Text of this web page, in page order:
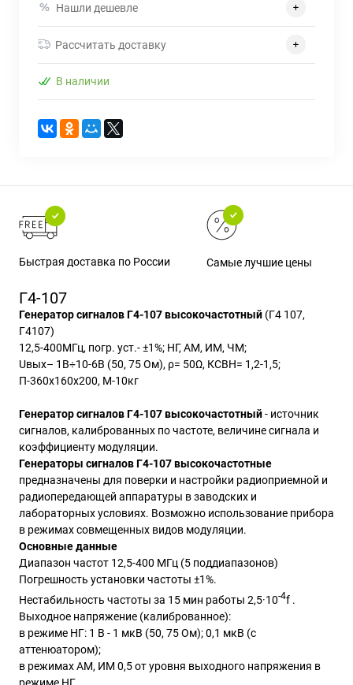
Нашли дешевле
Рассчитать доставку
В наличии
Быстрая доставка по России Самые лучшие цены
Г4-107
Генератор сигналов Г4-107 высокочастотный (Г4 107,
Г4107)
12,5-400МГц, погр. уст.- ±1%; НГ, АМ, ИМ, ЧМ;
Uвых– 1В÷10-6В (50, 75 Ом), ρ= 50Ω, КСВН= 1,2-1,5;
П-360х160х200, М-10кг
Генератор сигналовГ4-107высокочастотный- источник
сигналов, калиброванных по частоте, величине сигнала и
коэффициенту модуляции.
Генераторы сигналовГ4-107высокочастотные
предназначены для поверки и настройки радиоприемной и
радиопередающей аппаратуры в заводских и
лабораторных условиях. Возможно использование прибора
в режимах совмещенных видов модуляции.
Основные данные
Диапазон частот 12,5-400 МГц (5 поддиапазонов)
Погрешность установки частоты ±1%.
Нестабильность частоты за 15 мин работы 2,5·10-4f .
Выходное напряжение (калиброванное):
в режиме НГ: 1 В - 1 мкВ (50, 75 Ом); 0,1 мкВ (с
аттенюатором);
в режимах AM, ИМ 0,5 от уровня выходного напряжения в